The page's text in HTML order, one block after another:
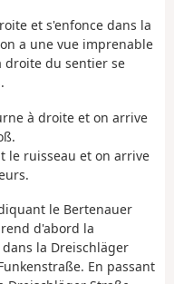
et s'enfonce dans la
a une vue imprenable
droite du sentier se
à droite et on arrive
le ruisseau et on arrive
le Bertenauer
d'abord la
la Dreischläger
En passant